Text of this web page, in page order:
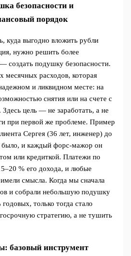
безопасности и
порядок
куда выгодно вложить рубли
нужно решить более
создать подушку безопасности.
месячных расходов, которая
и ликвидном месте: на
снятия или на счете с
цель — не заработать, а не
при первой же проблеме. Пример
Сергея (36 лет, инженер) до
было, и каждый форс-мажор он
или кредиткой. Платежи по
% его дохода, и любые
смысла. Когда мы сначала
и собрали небольшую подушку
только тогда стало
стратегию, а не тушить
базовый инструмент